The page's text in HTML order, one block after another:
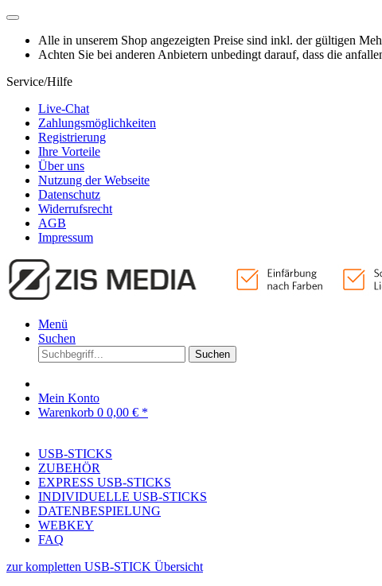
Alle in unserem Shop angezeigten Preise sind inkl. der gültigen
Achten Sie bei anderen Anbietern unbedingt darauf, dass die
Service/Hilfe
Live-Chat
Zahlungsmöglichkeiten
Registrierung
Ihre Vorteile
Über uns
Nutzung der Webseite
Datenschutz
Widerrufsrecht
AGB
Impressum
Menü
Suchen
Suchen
Mein Konto
Warenkorb 0 0,00 € *
USB-STICKS
ZUBEHÖR
EXPRESS USB-STICKS
INDIVIDUELLE USB-STICKS
DATENBESPIELUNG
WEBKEY
FAQ
zur kompletten USB-STICK Übersicht